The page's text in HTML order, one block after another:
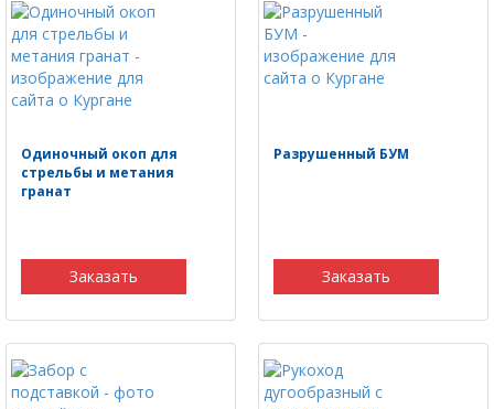
Одиночный окоп для
стрельбы и метания
гранат
Заказать
Разрушенный БУМ
Заказать